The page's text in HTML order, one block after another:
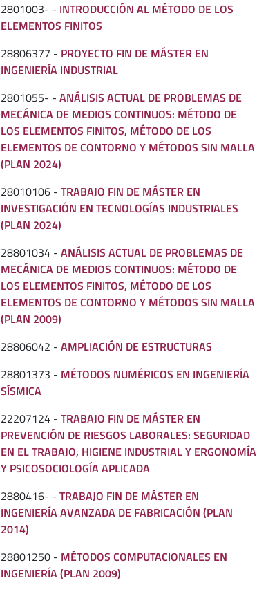
2801003- - INTRODUCCIÓN AL MÉTODO DE LOS
ELEMENTOS FINITOS
28806377 - PROYECTO FIN DE MÁSTER EN
INGENIERÍA INDUSTRIAL
2801055- - ANÁLISIS ACTUAL DE PROBLEMAS DE
MECÁNICA DE MEDIOS CONTINUOS: MÉTODO DE
LOS ELEMENTOS FINITOS, MÉTODO DE LOS
ELEMENTOS DE CONTORNO Y MÉTODOS SIN MALLA
(PLAN 2024)
28010106 - TRABAJO FIN DE MÁSTER EN
INVESTIGACIÓN EN TECNOLOGÍAS INDUSTRIALES
(PLAN 2024)
28801034 - ANÁLISIS ACTUAL DE PROBLEMAS DE
MECÁNICA DE MEDIOS CONTINUOS: MÉTODO DE
LOS ELEMENTOS FINITOS, MÉTODO DE LOS
ELEMENTOS DE CONTORNO Y MÉTODOS SIN MALLA
(PLAN 2009)
28806042 - AMPLIACIÓN DE ESTRUCTURAS
28801373 - MÉTODOS NUMÉRICOS EN INGENIERÍA
SÍSMICA
22207124 - TRABAJO FIN DE MÁSTER EN
PREVENCIÓN DE RIESGOS LABORALES: SEGURIDAD
EN EL TRABAJO, HIGIENE INDUSTRIAL Y ERGONOMÍA
Y PSICOSOCIOLOGÍA APLICADA
2880416- - TRABAJO FIN DE MÁSTER EN
INGENIERÍA AVANZADA DE FABRICACIÓN (PLAN
2014)
28801250 - MÉTODOS COMPUTACIONALES EN
INGENIERÍA (PLAN 2009)